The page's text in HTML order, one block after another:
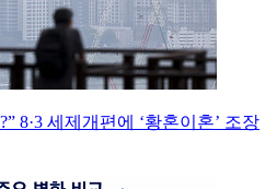
8·3 세제개편에 ‘황혼이혼’ 조장